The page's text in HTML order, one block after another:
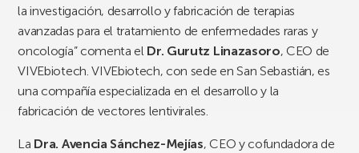
la investigación, desarrollo y fabricación de terapias
avanzadas para el tratamiento de enfermedades raras y
oncología” comenta el Dr. Gurutz Linazasoro, CEO de
VIVEbiotech. VIVEbiotech, con sede en San Sebastián, es
una compañía especializada en el desarrollo y la
fabricación de vectores lentivirales.
La Dra. Avencia Sánchez-Mejías, CEO y cofundadora de